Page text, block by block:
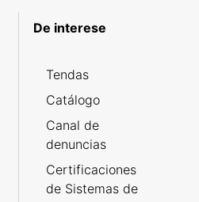
De interese
Tendas
Catálogo
Canal de
denuncias
Certificaciones
de Sistemas de